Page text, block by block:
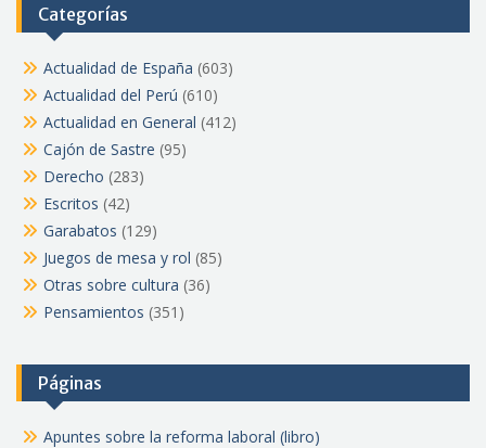
Categorías
Actualidad de España (603)
Actualidad del Perú (610)
Actualidad en General (412)
Cajón de Sastre (95)
Derecho (283)
Escritos (42)
Garabatos (129)
Juegos de mesa y rol (85)
Otras sobre cultura (36)
Pensamientos (351)
Páginas
Apuntes sobre la reforma laboral (libro)